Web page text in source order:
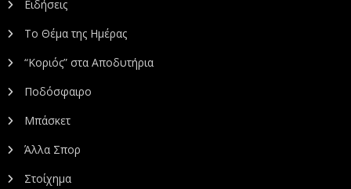
Ειδήσεις
Το Θέμα της Ημέρας
“Κοριός” στα Αποδυτήρια
Ποδόσφαιρο
Μπάσκετ
Άλλα Σπορ
Στοίχημα